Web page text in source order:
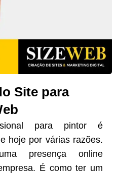
Site para
para pintor é
hoje por várias razões.
presença online
É como ter um